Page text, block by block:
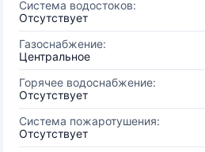
Система водостоков:
Отсутствует
Газоснабжение:
Центральное
Горячее водоснабжение:
Отсутствует
Система пожаротушения:
Отсутствует